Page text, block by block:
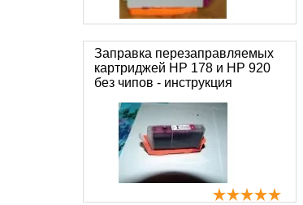
Заправка перезаправляемых
картриджей HP 178 и HP 920
без чипов - инструкция